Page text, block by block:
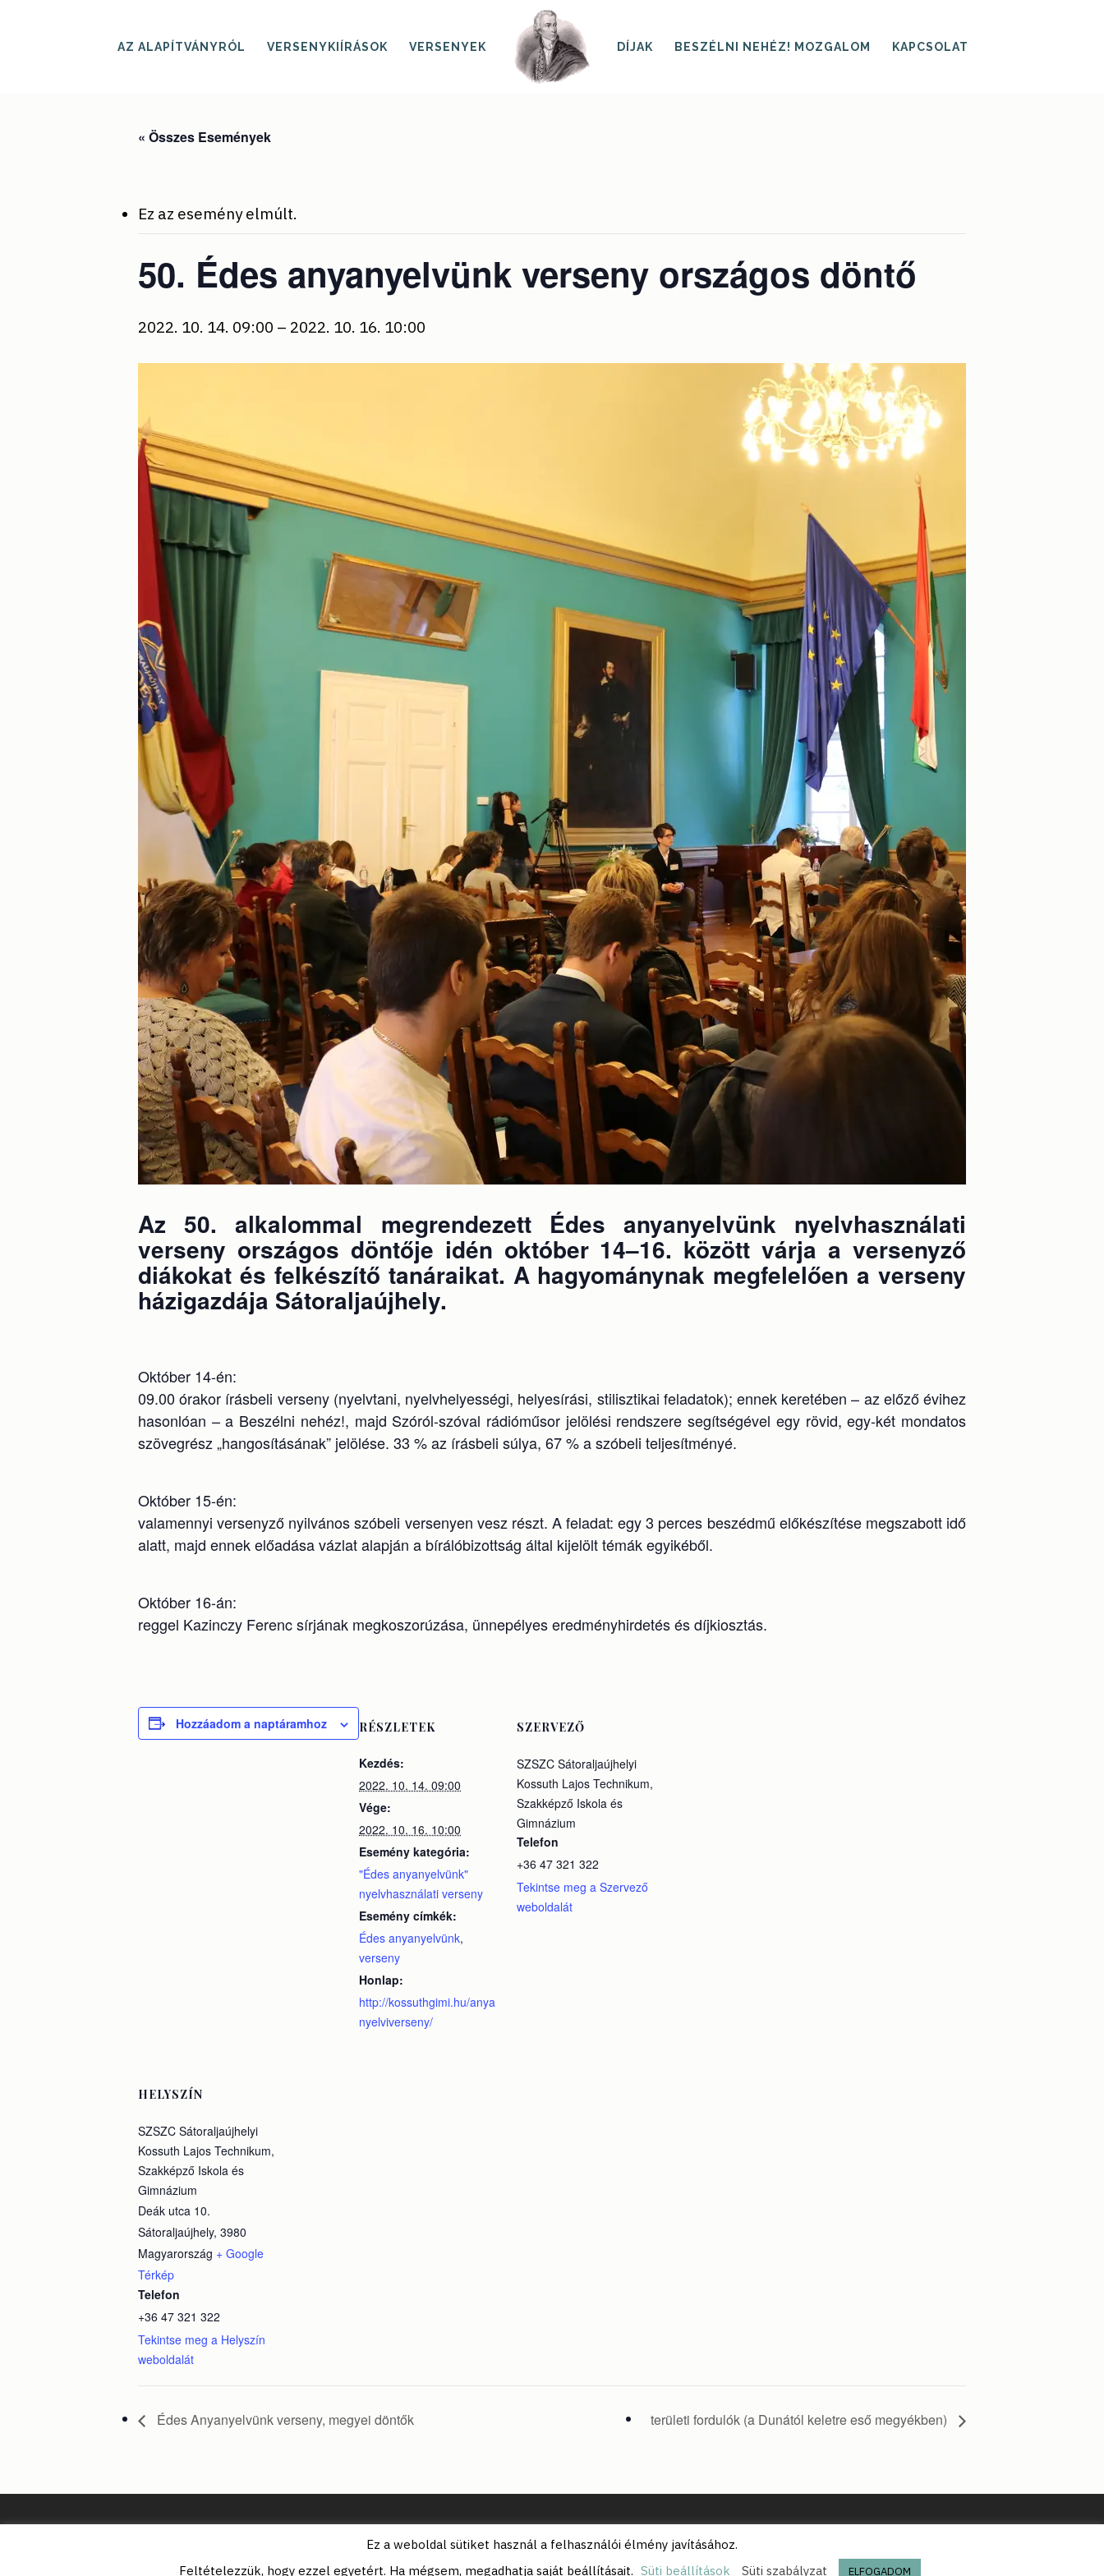
AZ ALAPÍTVÁNYRÓL VERSENYKIÍRÁSOK VERSENYEK DÍJAK BESZÉLNI NEHÉZ! MOZGALOM KAPCSOLAT
« Összes Események
Ez az esemény elmúlt.
50. Édes anyanyelvünk verseny országos döntő
2022. 10. 14. 09:00 – 2022. 10. 16. 10:00
Az 50. alkalommal megrendezett Édes anyanyelvünk nyelvhasználati
verseny országos döntője idén október 14–16. között várja a versenyző
diákokat és felkészítő tanáraikat. A hagyománynak megfelelően a verseny
házigazdája Sátoraljaújhely.
Október 14-én:
09.00 órakor írásbeli verseny (nyelvtani, nyelvhelyességi, helyesírási, stilisztikai feladatok); ennek keretében – az előző évihez
hasonlóan – a Beszélni nehéz!, majd Szóról-szóval rádióműsor jelölési rendszere segítségével egy rövid, egy-két mondatos
szövegrész „hangosításának” jelölése. 33 % az írásbeli súlya, 67 % a szóbeli teljesítményé.
Október 15-én:
valamennyi versenyző nyilvános szóbeli versenyen vesz részt. A feladat: egy 3 perces beszédmű előkészítése megszabott idő
alatt, majd ennek előadása vázlat alapján a bírálóbizottság által kijelölt témák egyikéből.
Október 16-án:
reggel Kazinczy Ferenc sírjának megkoszorúzása, ünnepélyes eredményhirdetés és díjkiosztás.
Hozzáadom a naptáramhoz RÉSZLETEK
Kezdés:
2022. 10. 14. 09:00
Vége:
2022. 10. 16. 10:00
Esemény kategória:
"Édes anyanyelvünk"
nyelvhasználati verseny
Esemény címkék:
Édes anyanyelvünk,
verseny
Honlap:
http://kossuthgimi.hu/anya
nyelviverseny/
SZERVEZŐ
SZSZC Sátoraljaújhelyi
Kossuth Lajos Technikum,
Szakképző Iskola és
Gimnázium
Telefon
+36 47 321 322
Tekintse meg a Szervező
weboldalát
HELYSZÍN
SZSZC Sátoraljaújhelyi
Kossuth Lajos Technikum,
Szakképző Iskola és
Gimnázium
Deák utca 10.
Sátoraljaújhely, 3980
Magyarország + Google
Térkép
Telefon
+36 47 321 322
Tekintse meg a Helyszín
weboldalát
Édes Anyanyelvünk verseny, megyei döntők területi fordulók (a Dunától keletre eső megyékben)
Ez a weboldal sütiket használ a felhasználói élmény javításához.
Feltételezzük, hogy ezzel egyetért. Ha mégsem, megadhatja saját beállításait. Süti beállítások Süti szabályzat ELFOGADOM